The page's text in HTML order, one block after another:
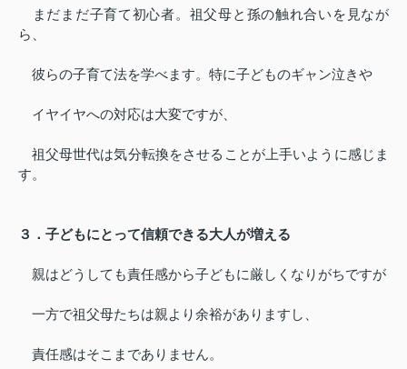
まだまだ子育て初心者。祖父母と孫の触れ合いを見なが
ら、
彼らの子育て法を学べます。特に子どものギャン泣きや
イヤイヤへの対応は大変ですが、
祖父母世代は気分転換をさせることが上手いように感じま
す。
３．子どもにとって信頼できる大人が増える
親はどうしても責任感から子どもに厳しくなりがちですが
一方で祖父母たちは親より余裕がありますし、
責任感はそこまでありません。